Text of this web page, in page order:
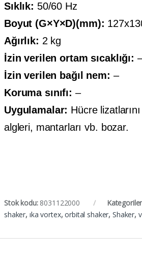
Sıklık: 50/60 Hz
Boyut (G×Y×D)(mm):
Ağırlık: 2 kg
İzin verilen ortam sıcaklığı:
İzin verilen bağıl nem: –
Koruma sınıfı: –
Uygulamalar: Hücre
algleri, mantarları vb. bozar.
Stok kodu: 8031122000
shaker, ıka vortex,orbital shaker,Shaker,